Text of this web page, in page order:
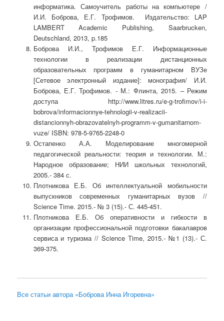
информатика. Самоучитель работы на компьютере /
И.И. Боброва, Е.Г. Трофимов. Издательство: LAP
LAMBERT Academic Publishing, Saarbrucken,
Deutschland, 2013, p.185
Боброва И.И., Трофимов Е.Г. Информационные
технологии в реализации дистанционных
образовательных программ в гуманитарном ВУЗе
[Сетевое электронный издание]: монография/ И.И.
Боброва, Е.Г. Трофимов. - М.: Флинта, 2015. – Режим
доступа http://www.litres.ru/e-g-trofimov/i-i-
bobrova/informacionnye-tehnologii-v-realizacii-
distancionnyh-obrazovatelnyh-programm-v-gumanitarnom-
vuze/ ISBN: 978-5-9765-2248-0
Остапенко А.А. Моделирование многомерной
педагогической реальности: теория и технологии. М.:
Народное образование; НИИ школьных технологий,
2005.- 384 с.
Плотникова Е.Б. Об интеллектуальной мобильности
выпускников современных гуманитарных вузов //
Science Time. 2015.- № 3 (15).- С. 445-451.
Плотникова Е.Б. Об оперативности и гибкости в
организации профессиональной подготовки бакалавров
сервиса и туризма // Science Time, 2015.- №1 (13).- С.
369-375.
Все статьи автора «Боброва Инна Игоревна»